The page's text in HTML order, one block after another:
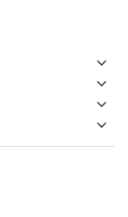
lokalizacyjne,